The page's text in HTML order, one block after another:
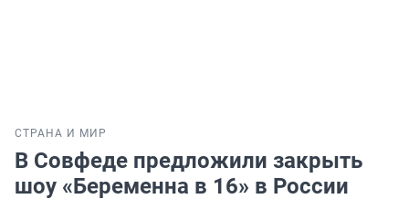
СТРАНА И МИР
В Совфеде предложили закрыть
шоу «Беременна в 16» в России